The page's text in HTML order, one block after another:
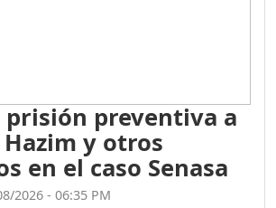
prisión preventiva a
y otros
en el caso Senasa
2026 - 06:35 PM